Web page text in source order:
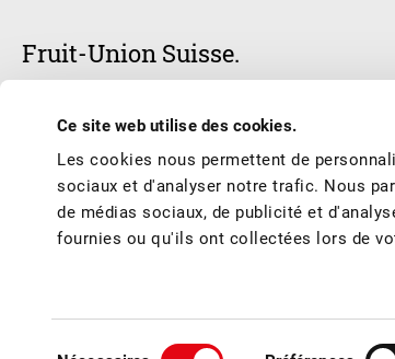
Ce site web utilise des cookies.
Les cookies nous permettent de
sociaux et d'analyser notre trafic. Nous
de médias sociaux, de publicité et
fournies ou qu'ils ont collectées lors de
Fruit-Union Suisse.
de l’année.
© Fruit-Union Suisse
Conditions générales / Mentions légales
Politique de